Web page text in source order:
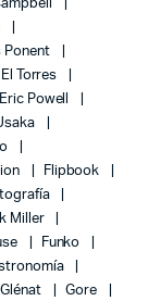
Ponent
El Torres
Eric Powell
Flipbook
Miller
Funko
Glénat
Gore